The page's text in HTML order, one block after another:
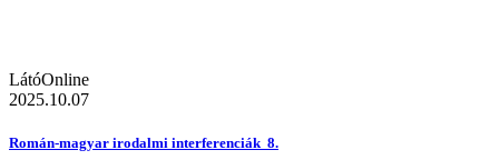
LátóOnline
2025.10.07
Román-magyar irodalmi interferenciák 8.